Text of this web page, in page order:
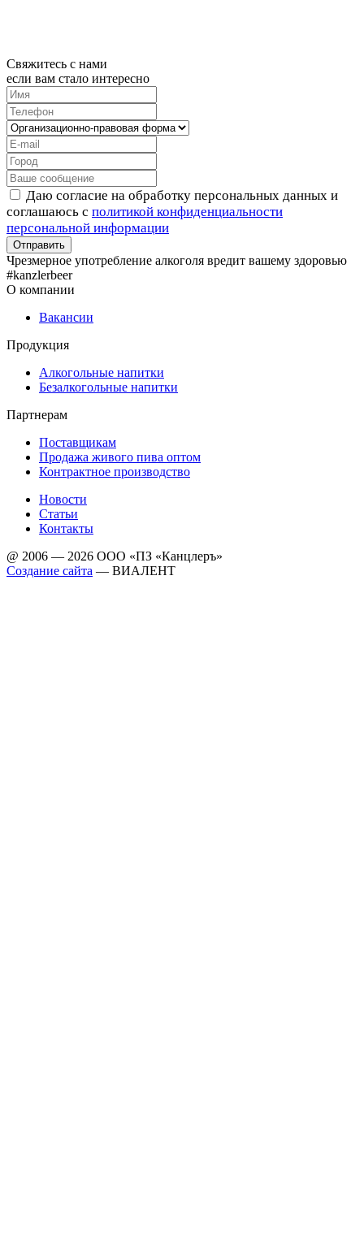
Свяжитесь с нами
если вам стало интересно
Даю согласие на обработку персональных данных и
соглашаюсь с политикой конфиденциальности
персональной информации
Чрезмерное употребление алкоголя вредит вашему здоровью
#kanzlerbeer
О компании
Вакансии
Продукция
Алкогольные напитки
Безалкогольные напитки
Партнерам
Поставщикам
Продажа живого пива оптом
Контрактное производство
Новости
Статьи
Контакты
@ 2006 — 2026 ООО «ПЗ «Канцлеръ»
Создание сайта — ВИАЛЕНТ